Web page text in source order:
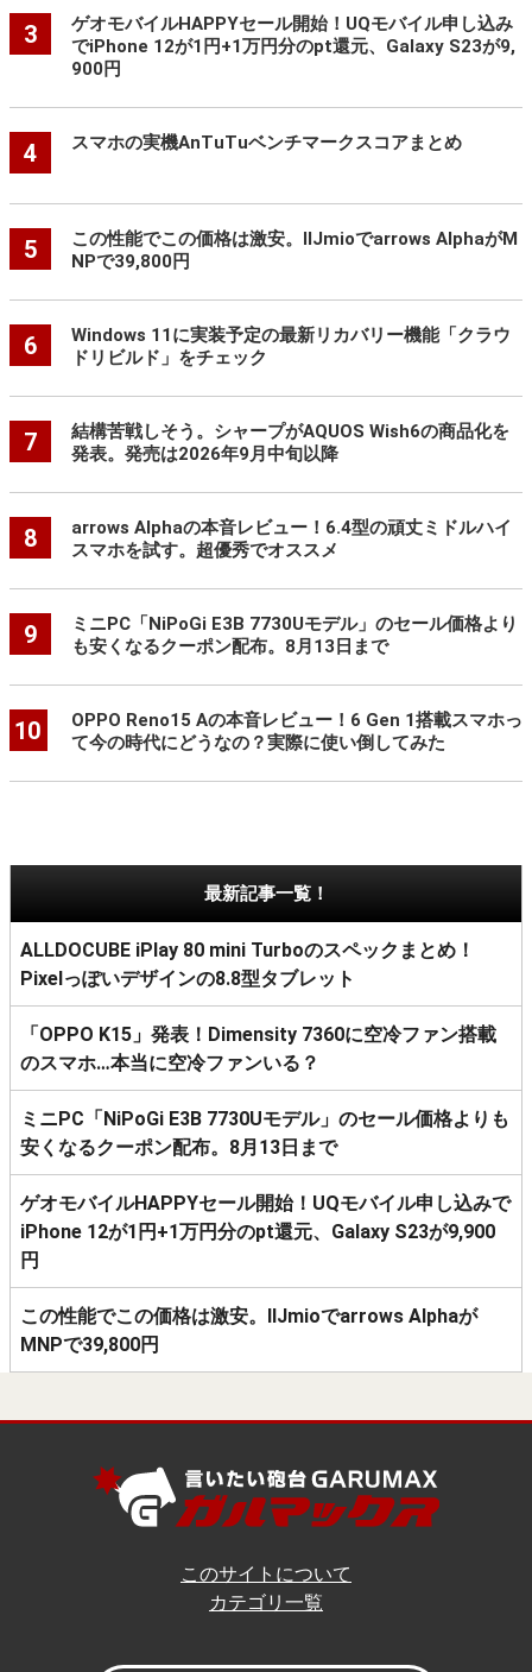
3
ゲオモバイルHAPPYセール開始！UQモバイル申し込み
でiPhone 12が1円+1万円分のpt還元、Galaxy S23が9,
900円
4 スマホの実機AnTuTuベンチマークスコアまとめ
5
この性能でこの価格は激安。IIJmioでarrows AlphaがM
NPで39,800円
6
Windows 11に実装予定の最新リカバリー機能「クラウ
ドリビルド」をチェック
7
結構苦戦しそう。シャープがAQUOS Wish6の商品化を
発表。発売は2026年9月中旬以降
8
arrows Alphaの本音レビュー！6.4型の頑丈ミドルハイ
スマホを試す。超優秀でオススメ
9
ミニPC「NiPoGi E3B 7730Uモデル」のセール価格より
も安くなるクーポン配布。8月13日まで
10
OPPO Reno15 Aの本音レビュー！6 Gen 1搭載スマホっ
て今の時代にどうなの？実際に使い倒してみた
最新記事一覧！
ALLDOCUBE iPlay 80 mini Turboのスペックまとめ！
Pixelっぽいデザインの8.8型タブレット
「OPPO K15」発表！Dimensity 7360に空冷ファン搭載
のスマホ…本当に空冷ファンいる？
ミニPC「NiPoGi E3B 7730Uモデル」のセール価格よりも
安くなるクーポン配布。8月13日まで
ゲオモバイルHAPPYセール開始！UQモバイル申し込みで
iPhone 12が1円+1万円分のpt還元、Galaxy S23が9,900
円
この性能でこの価格は激安。IIJmioでarrows Alphaが
MNPで39,800円
このサイトについて
カテゴリ一覧